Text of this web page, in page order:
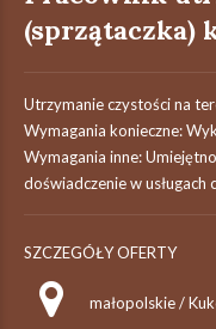
(sprzątaczka)
Utrzymanie czystości na
Wymagania konieczne:
Wymagania inne:
doświadczenie w usługach
SZCZEGÓŁY OFERTY
małopolskie /